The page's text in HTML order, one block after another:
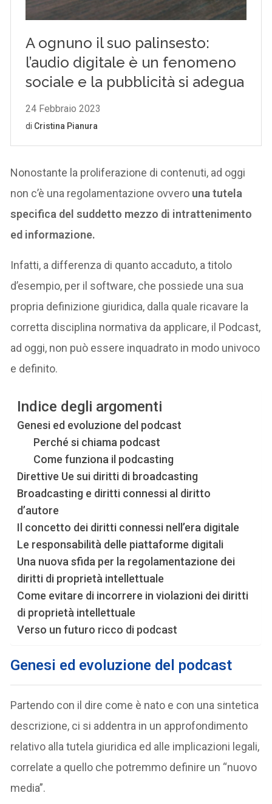
Nonostante la proliferazione di contenuti, ad oggi
non c’è una regolamentazione ovvero una tutela
specifica del suddetto mezzo di intrattenimento
ed informazione.
Infatti, a differenza di quanto accaduto, a titolo
d’esempio, per il software, che possiede una sua
propria definizione giuridica, dalla quale ricavare la
corretta disciplina normativa da applicare, il Podcast,
ad oggi, non può essere inquadrato in modo univoco
e definito.
Indice degli argomenti
Genesi ed evoluzione del podcast
Perché si chiama podcast
Come funziona il podcasting
Direttive Ue sui diritti di broadcasting
Broadcasting e diritti connessi al diritto
d’autore
Il concetto dei diritti connessi nell’era digitale
Le responsabilità delle piattaforme digitali
Una nuova sfida per la regolamentazione dei
diritti di proprietà intellettuale
Come evitare di incorrere in violazioni dei diritti
di proprietà intellettuale
Verso un futuro ricco di podcast
Genesi ed evoluzione del podcast
Partendo con il dire come è nato e con una sintetica
descrizione, ci si addentra in un approfondimento
relativo alla tutela giuridica ed alle implicazioni legali,
correlate a quello che potremmo definire un “nuovo
media”.